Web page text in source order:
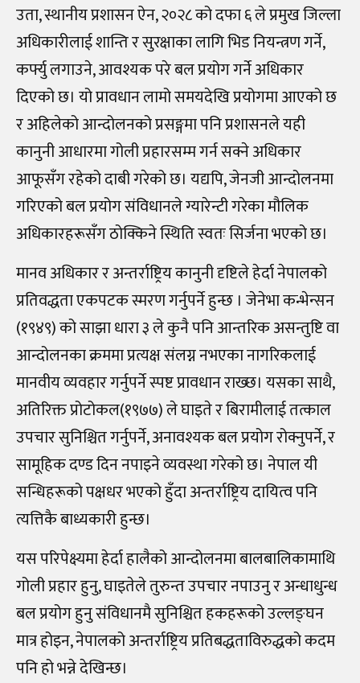
उता, स्थानीय प्रशासन ऐन, २०२८ को दफा ६ ले प्रमुख जिल्ला
अधिकारीलाई शान्ति र सुरक्षाका लागि भिड नियन्त्रण गर्ने,
कर्फ्यु लगाउने, आवश्यक परे बल प्रयोग गर्ने अधिकार
दिएको छ। यो प्रावधान लामो समयदेखि प्रयोगमा आएको छ
र अहिलेको आन्दोलनको प्रसङ्गमा पनि प्रशासनले यही
कानुनी आधारमा गोली प्रहारसम्म गर्न सक्ने अधिकार
आफूसँग रहेको दाबी गरेको छ। यद्यपि, जेनजी आन्दोलनमा
गरिएको बल प्रयोग संविधानले ग्यारेन्टी गरेका मौलिक
अधिकारहरूसँग ठोक्किने स्थिति स्वतः सिर्जना भएको छ।
मानव अधिकार र अन्तर्राष्ट्रिय कानुनी दृष्टिले हेर्दा नेपालको
प्रतिवद्धता एकपटक स्मरण गर्नुपर्ने हुन्छ । जेनेभा कन्भेन्सन
(१९४९) को साझा धारा ३ ले कुनै पनि आन्तरिक असन्तुष्टि वा
आन्दोलनका क्रममा प्रत्यक्ष संलग्न नभएका नागरिकलाई
मानवीय व्यवहार गर्नुपर्ने स्पष्ट प्रावधान राख्छ। यसका साथै,
अतिरिक्त प्रोटोकल(१९७७) ले घाइते र बिरामीलाई तत्काल
उपचार सुनिश्चित गर्नुपर्ने, अनावश्यक बल प्रयोग रोक्नुपर्ने, र
सामूहिक दण्ड दिन नपाइने व्यवस्था गरेको छ। नेपाल यी
सन्धिहरूको पक्षधर भएको हुँदा अन्तर्राष्ट्रिय दायित्व पनि
त्यत्तिकै बाध्यकारी हुन्छ।
यस परिपेक्ष्यमा हेर्दा हालैको आन्दोलनमा बालबालिकामाथि
गोली प्रहार हुनु, घाइतेले तुरुन्त उपचार नपाउनु र अन्धाधुन्ध
बल प्रयोग हुनु संविधानमै सुनिश्चित हकहरूको उल्लङ्घन
मात्र होइन, नेपालको अन्तर्राष्ट्रिय प्रतिबद्धताविरुद्धको कदम
पनि हो भन्ने देखिन्छ।